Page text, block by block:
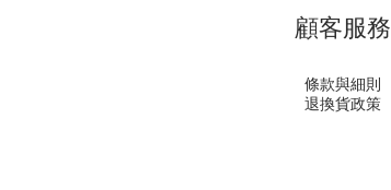
顧客服務
條款與細則
退換貨政策